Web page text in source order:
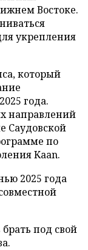
Востоке.
укрепления
который
года.
направлений
Саудовской
по
Kaan.
2025 года
брать под свой